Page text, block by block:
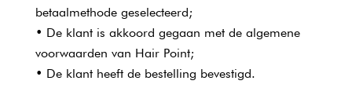
betaalmethode geselecteerd;
• De klant is akkoord gegaan met de algemene
voorwaarden van Hair Point;
• De klant heeft de bestelling bevestigd.